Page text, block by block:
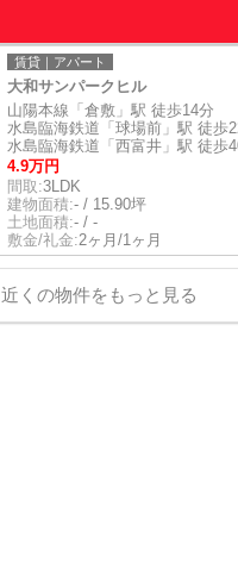
賃貸｜アパート
大和サンパークヒル
山陽本線「倉敷」駅 徒歩14分
水島臨海鉄道「球場前」駅 徒歩
水島臨海鉄道「西富井」駅 徒歩
4.9万円
間取:3LDK
建物面積:- / 15.90坪
土地面積:- / -
敷金/礼金:2ヶ月/1ヶ月
近くの物件をもっと見る